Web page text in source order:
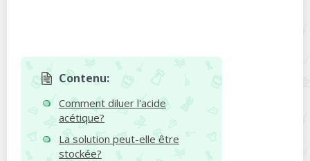
Contenu:
Comment diluer l'acide
acétique?
La solution peut-elle être
stockée?